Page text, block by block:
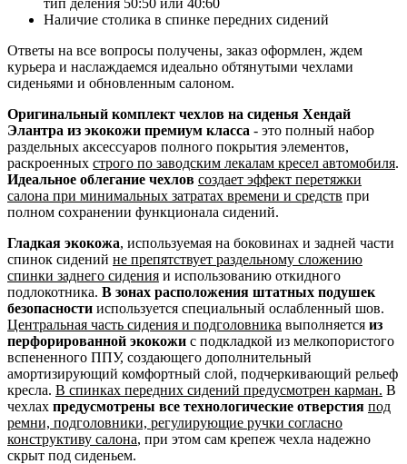
Наличие столика в спинке передних сидений
Ответы на все вопросы получены, заказ оформлен, ждем
курьера и наслаждаемся идеально обтянутыми чехлами
сиденьями и обновленным салоном.
Оригинальный комплект чехлов на сиденья Хендай
Элантра из экокожи премиум класса - это полный набор
раздельных аксессуаров полного покрытия элементов,
раскроенных строго по заводским лекалам кресел автомобиля.
Идеальное облегание чехлов создает эффект перетяжки
салона при минимальных затратах времени и средств при
полном сохранении функционала сидений.
Гладкая экокожа, используемая на боковинах и задней части
спинок сидений не препятствует раздельному сложению
спинки заднего сидения и использованию откидного
подлокотника. В зонах расположения штатных подушек
безопасности используется специальный ослабленный шов.
Центральная часть сидения и подголовника выполняется из
перфорированной экокожи с подкладкой из мелкопористого
вспененного ППУ, создающего дополнительный
амортизирующий комфортный слой, подчеркивающий рельеф
кресла. В спинках передних сидений предусмотрен карман. В
чехлах предусмотрены все технологические отверстия под
ремни, подголовники, регулирующие ручки согласно
конструктиву салона, при этом сам крепеж чехла надежно
скрыт под сиденьем.